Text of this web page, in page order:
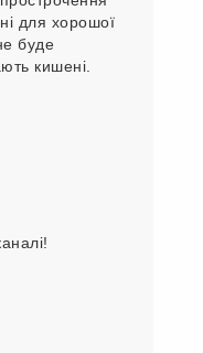
91 см
крою має два
шов
для хорошої
буде